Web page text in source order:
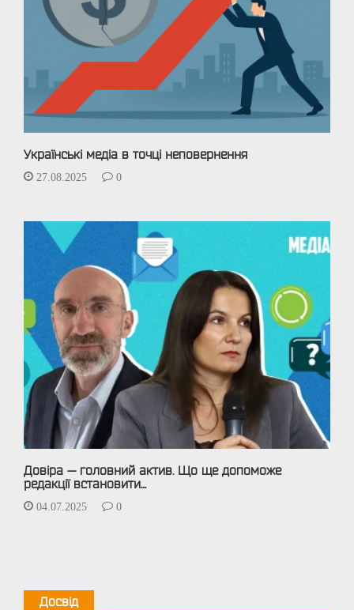
Українські медіа в точці неповернення
27.08.2025 0
Довіра — головний актив. Що ще допоможе
редакції встановити…
04.07.2025 0
Досвід